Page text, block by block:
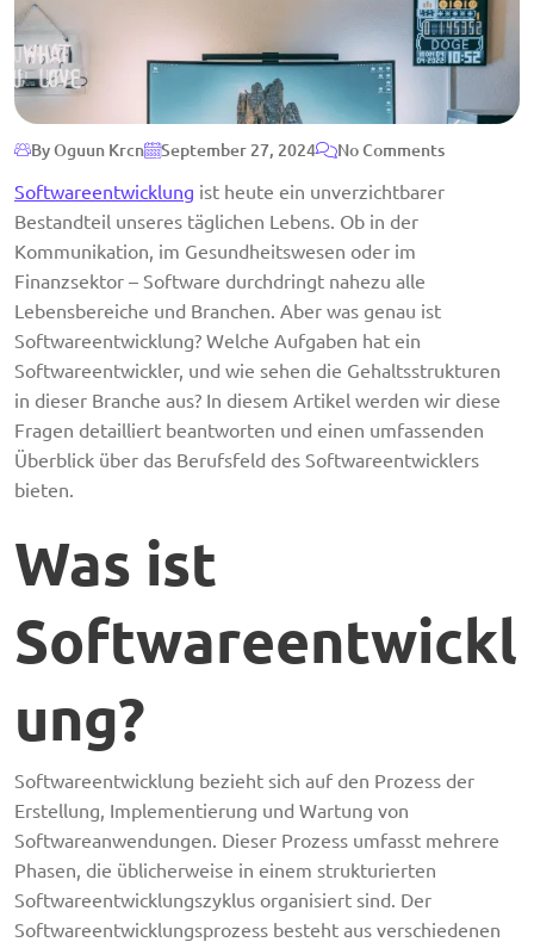
By Oguun Krcn September 27, 2024 No Comments
Softwareentwicklung ist heute ein unverzichtbarer
Bestandteil unseres täglichen Lebens. Ob in der
Kommunikation, im Gesundheitswesen oder im
Finanzsektor – Software durchdringt nahezu alle
Lebensbereiche und Branchen. Aber was genau ist
Softwareentwicklung? Welche Aufgaben hat ein
Softwareentwickler, und wie sehen die Gehaltsstrukturen
in dieser Branche aus? In diesem Artikel werden wir diese
Fragen detailliert beantworten und einen umfassenden
Überblick über das Berufsfeld des Softwareentwicklers
bieten.
Was ist
Softwareentwickl
ung?
Softwareentwicklung bezieht sich auf den Prozess der
Erstellung, Implementierung und Wartung von
Softwareanwendungen. Dieser Prozess umfasst mehrere
Phasen, die üblicherweise in einem strukturierten
Softwareentwicklungszyklus organisiert sind. Der
Softwareentwicklungsprozess besteht aus verschiedenen